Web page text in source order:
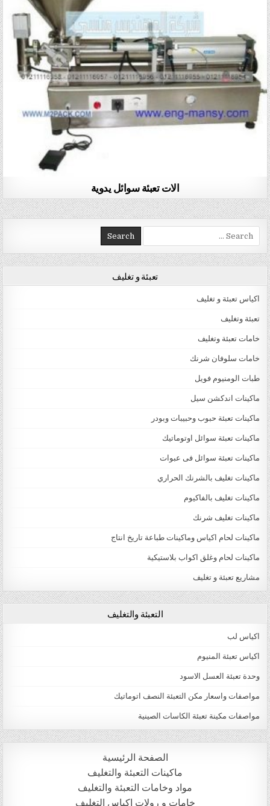
الات تعبئة سوائل يدوية
Search for:
تعبئة و تغليف
اكياس تعبئة و تغليف
تعبئة وتغليف
خامات تعبئة وتغليف
خامات سلوفان شرنك
طبات الومنيوم فويل
ماكينات اندكشن سيل
ماكينات تعبئة حبوب وحبيبات وبودر
ماكينات تعبئة سوائل اوتوماتيك
ماكينات تعبئة سوائل فى عبوات
ماكينات تغليف بالشرنك الحراري
ماكينات تغليف بالفاكيوم
ماكينات تغليف شرنك
ماكينات لحام اكياس وماكينات طباعة تاريخ انتاج
ماكينات لحام وغلق اكواب بلاستيكية
مشاريع تعبئة و تغليف
التعبئة والتغليف
اكياس لب
اكياس تعبئة المنيوم
وحدة تعبئة العسل الاسود
مواصفات واسعار مكن التعبئة النصف اتوماتيك
مواصفات مكينة تعبئة الكاسات الصينية
الصفحة الرئيسية
ماكينات التعبئة والتغليف
مواد وخامات التعبئة والتغليف
خامات و رولات اكياس التغليف